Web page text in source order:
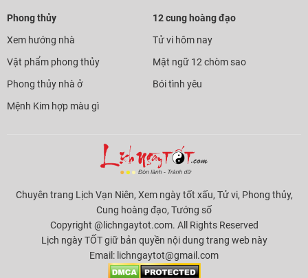
Phong thủy
Xem hướng nhà
Vật phẩm phong thủy
Phong thủy nhà ở
Mệnh Kim hợp màu gì
12 cung hoàng đạo
Tử vi hôm nay
Mật ngữ 12 chòm sao
Bói tình yêu
Chuyên trang Lịch Vạn Niên, Xem ngày tốt xấu, Tử vi, Phong thủy,
Cung hoàng đạo, Tướng số
Copyright @lichngaytot.com. All Rights Reserved
Lịch ngày TỐT giữ bản quyền nội dung trang web này
Email: lichngaytot@gmail.com